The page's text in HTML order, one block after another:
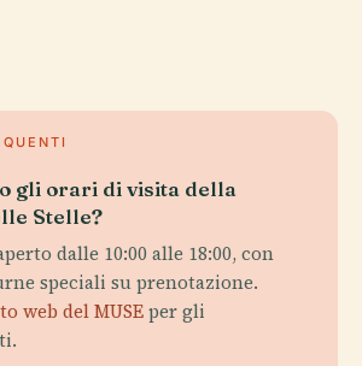
gli orari di visita della
Stelle?
dalle 10:00 alle 18:00, con
speciali su prenotazione.
web del MUSEper gli